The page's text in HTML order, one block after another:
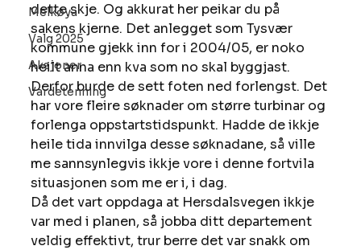
Melkøya
Valg 2025
Aksjoner
Vardetenning
dette skje. Og akkurat her peikar du på
sakens kjerne. Det anlegget som Tysvær
kommune gjekk inn for i 2004/05, er noko
heilt anna enn kva som no skal byggjast.
Derfor burde de sett foten ned forlengst. Det
har vore fleire søknader om større turbinar og
forlenga oppstartstidspunkt. Hadde de ikkje
heile tida innvilga desse søknadane, så ville
me sannsynlegvis ikkje vore i denne fortvila
situasjonen som me er i, i dag.
Då det vart oppdaga at Hersdalsvegen ikkje
var med i planen, så jobba ditt departement
veldig effektivt, trur berre det var snakk om